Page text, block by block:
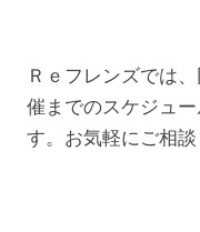
Ｒｅフレンズでは
催までのスケジュ
す。お気軽にご相